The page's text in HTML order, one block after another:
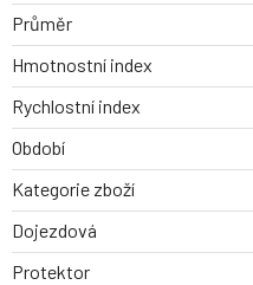
Průměr
Hmotnostní index
Rychlostní index
Období
Kategorie zboží
Dojezdová
Protektor